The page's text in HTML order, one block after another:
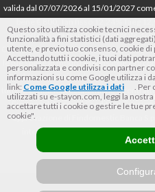
valida dal 07/07/2026 al 15/01/2027
dell’offerta azzerati. Importo totale del
Consumatore € 920. Decorrenza media
le tue spese in modo responsabile e di
Findomestic ti ricorda, prima di
tutte le condizioni economiche e
Europee di Base sul Credito ai
approvazione di Findomestic Banca
intermediario del credito per
Questo sito utilizza cookie tecnici
funzionalità a fini statistici (dati
utente, e previo tuo consenso, cookie
Accettando tutti i cookie, i tuoi dati
personalizzata e condivisi con partner
informazioni su come Google utilizza i
link: Come Google utilizza i dati
. Per
utilizzati su e-stayon.com, leggi la nostra
accettare tutti i cookie o gestire le tue
cookie".